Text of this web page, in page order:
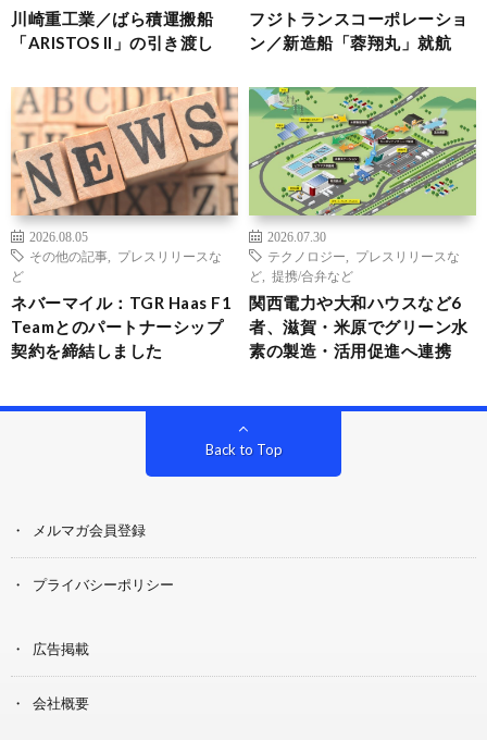
川崎重工業／ばら積運搬船
「ARISTOS II」の引き渡し
フジトランスコーポレーショ
ン／新造船「蓉翔丸」就航
2026.08.05
その他の記事
プレスリリースな
ど
ネバーマイル：TGR Haas F1
Teamとのパートナーシップ
契約を締結しました
2026.07.30
テクノロジー
プレスリリースな
ど
提携/合弁など
関西電力や大和ハウスなど6
者、滋賀・米原でグリーン水
素の製造・活用促進へ連携
Back to Top
メルマガ会員登録
プライバシーポリシー
広告掲載
会社概要